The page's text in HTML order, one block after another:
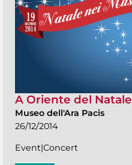
A Oriente del Natale
Museo dell'Ara Pacis
26/12/2014
Event|Concert